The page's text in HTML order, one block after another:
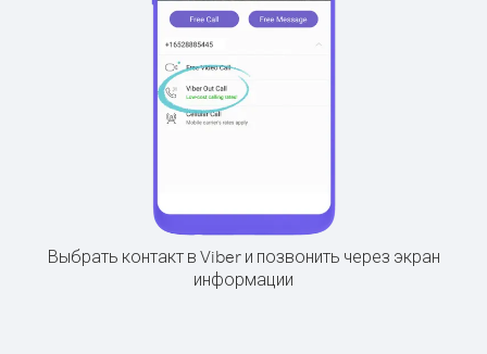
Выбрать контакт в Viber и позвонить через экран
информации